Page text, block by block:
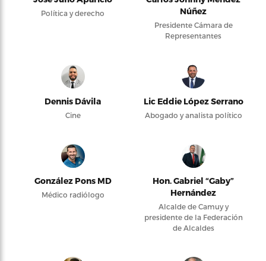
Política y derecho
Núñez
Presidente Cámara de
Representantes
Dennis Dávila
Cine
Lic Eddie López Serrano
Abogado y analista político
González Pons MD
Médico radiólogo
Hon. Gabriel “Gaby”
Hernández
Alcalde de Camuy y
presidente de la Federación
de Alcaldes